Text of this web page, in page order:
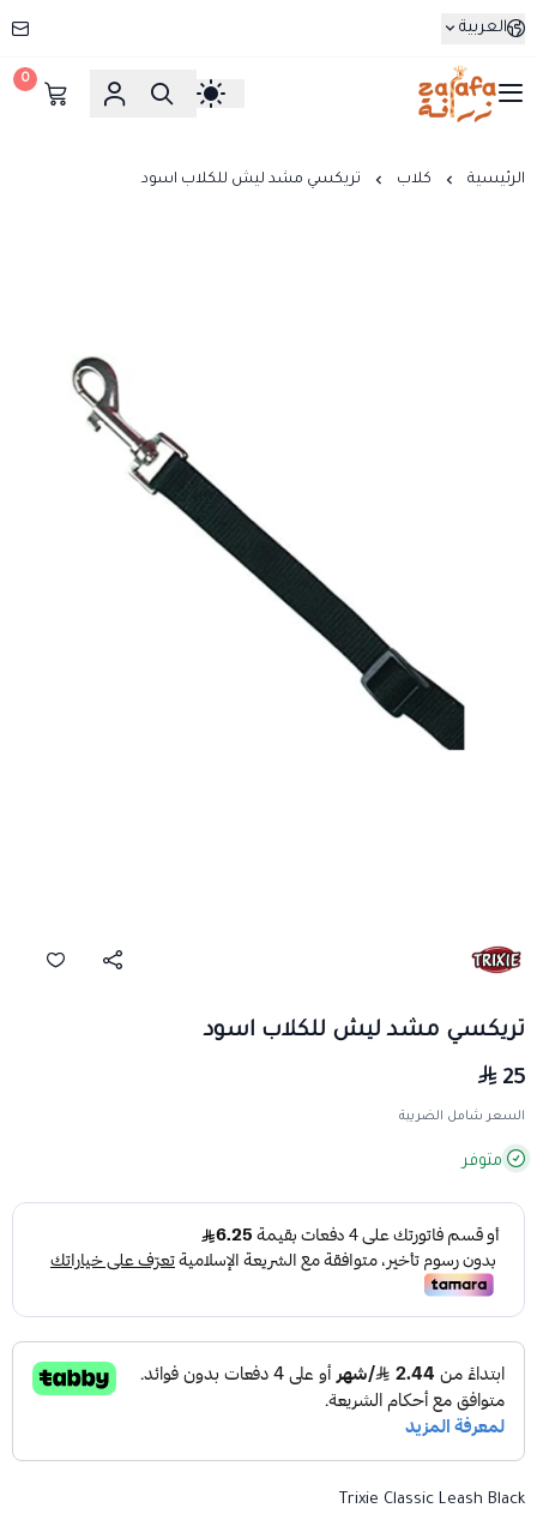
العربية
زرافة
0
الرئيسية كلاب تريكسي مشد ليش للكلاب اسود
تريكسي مشد ليش للكلاب اسود
25
السعر شامل الضريبة
متوفر
Trixie Classic Leash Black